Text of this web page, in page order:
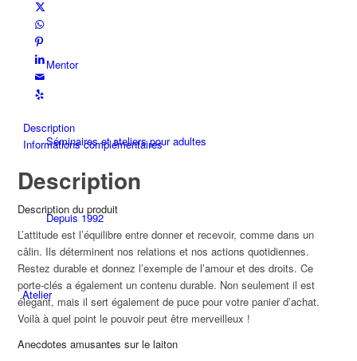
Mentor
Séminaires et ateliers pour adultes
Depuis 1992
Atelier
Description
Informations complémentaires
Description
Description du produit
L’attitude est l’équilibre entre donner et recevoir, comme dans un
câlin. Ils déterminent nos relations et nos actions quotidiennes.
Restez durable et donnez l’exemple de l’amour et des droits. Ce
porte-clés a également un contenu durable. Non seulement il est
élégant, mais il sert également de puce pour votre panier d’achat.
Voilà à quel point le pouvoir peut être merveilleux !
Anecdotes amusantes sur le laiton